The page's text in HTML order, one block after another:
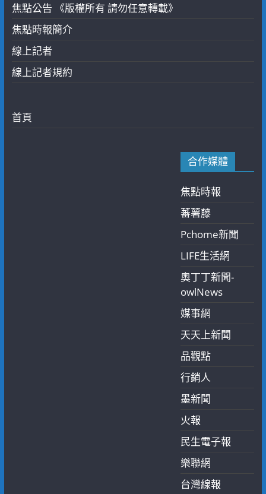
焦點公告 《版權所有 請勿任意轉載》
焦點時報簡介
線上記者
線上記者規約
首頁
合作媒體
焦點時報
蕃薯藤
Pchome新聞
LIFE生活網
奧丁丁新聞-
owlNews
媒事網
天天上新聞
品觀點
行銷人
墨新聞
火報
民生電子報
樂聯網
台灣線報